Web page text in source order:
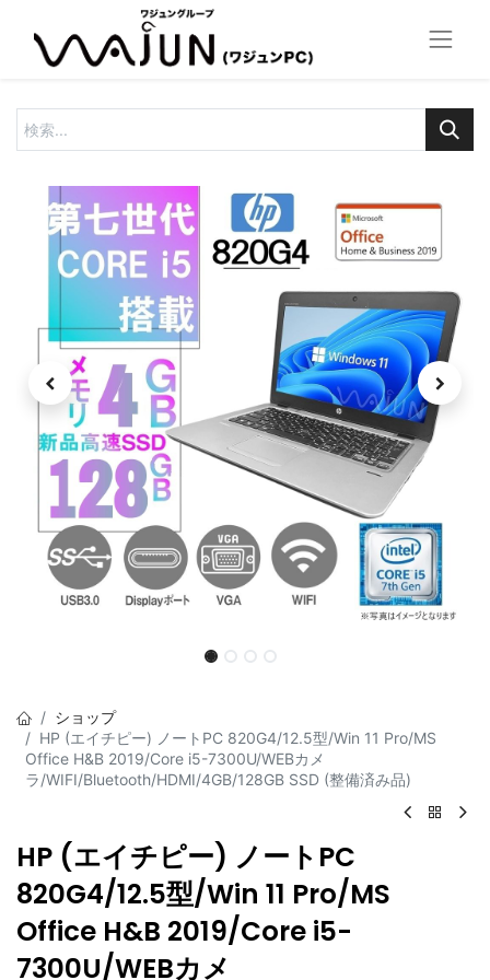
ショップ
HP (エイチピー) ノートPC 820G4/12.5型/Win 11 Pro/MS
Office H&B 2019/Core i5-7300U/WEBカメ
ラ/WIFI/Bluetooth/HDMI/4GB/128GB SSD (整備済み品)
HP (エイチピー) ノートPC
820G4/12.5型/Win 11 Pro/MS
Office H&B 2019/Core i5-
7300U/WEBカメ